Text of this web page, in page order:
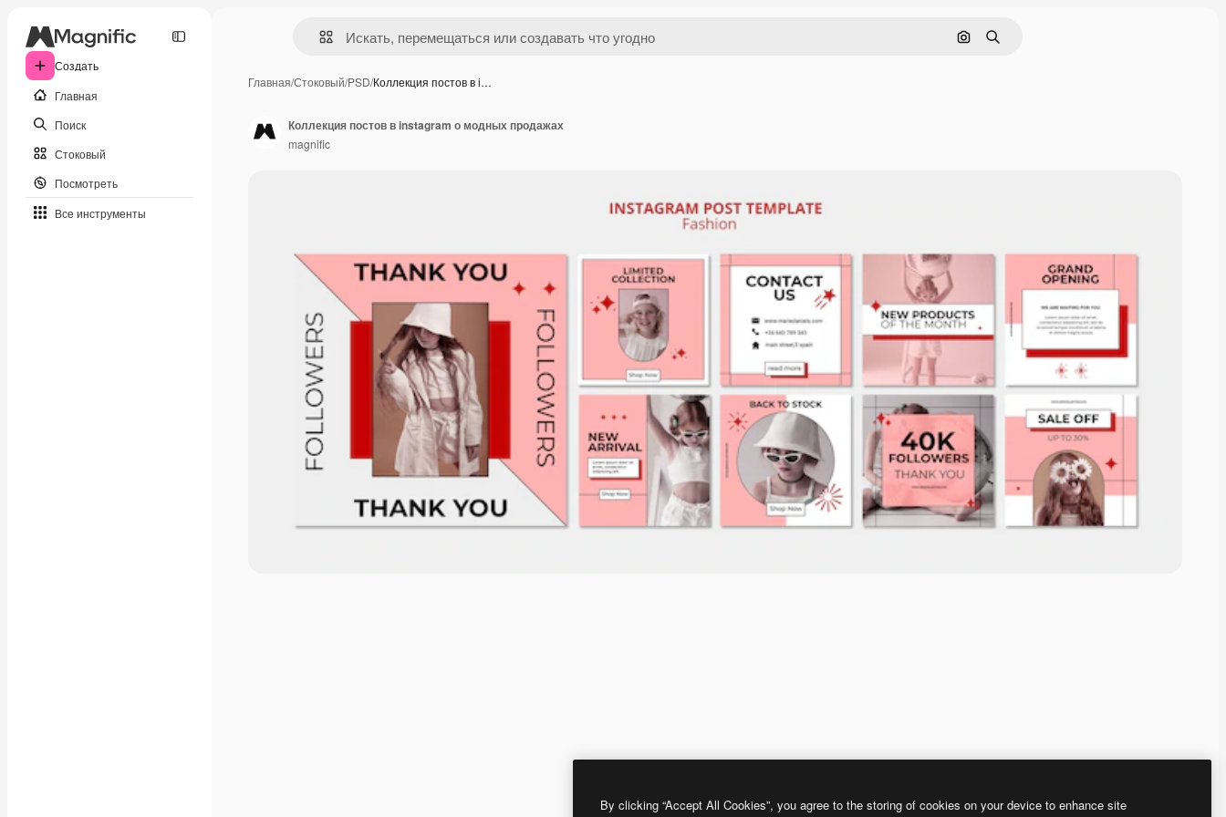
Создать
Главная
Поиск
Стоковый
Посмотреть
Все инструменты
Поиск по изображению
Поиск
Главная/Стоковый/PSD/Коллекция постов в i…
Коллекция постов в instagram о модных продажах
magnific
By clicking “Accept All Cookies”, you agree to the storing of cookies on your device to enhance site